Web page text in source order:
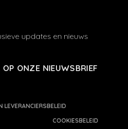
updates en nieuws
OP ONZE NIEUWSBRIEF
LEVERANCIERSBELEID
COOKIESBELEID